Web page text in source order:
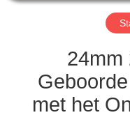
NIEUWS
GEVALLEN
24mm
met het